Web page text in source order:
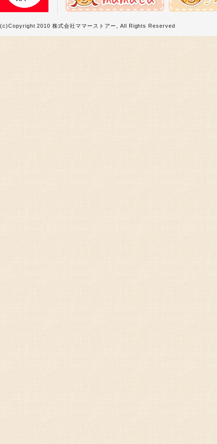
(c)Copyright 2010 株式会社ママーストアー, All Rights Reserved